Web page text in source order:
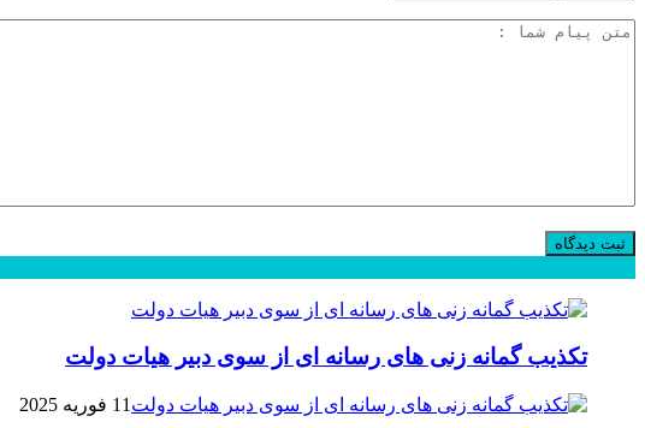
تکذیب گمانه زنی های رسانه ای از سوی دبیر هیات دولت
11 فوریه 2025